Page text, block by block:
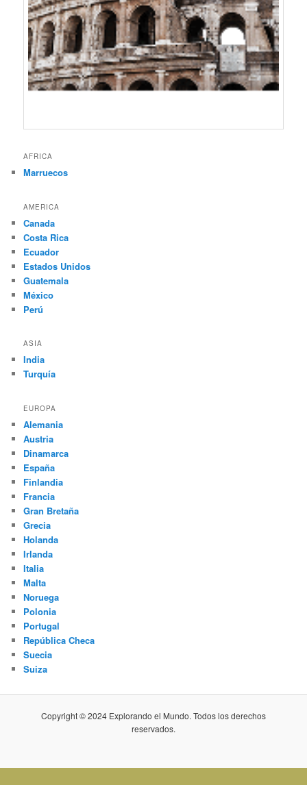
AFRICA
Marruecos
AMERICA
Canada
Costa Rica
Ecuador
Estados Unidos
Guatemala
México
Perú
ASIA
India
Turquía
EUROPA
Alemania
Austria
Dinamarca
España
Finlandia
Francia
Gran Bretaña
Grecia
Holanda
Irlanda
Italia
Malta
Noruega
Polonia
Portugal
República Checa
Suecia
Suiza
Copyright © 2024 Explorando el Mundo. Todos los derechos
reservados.